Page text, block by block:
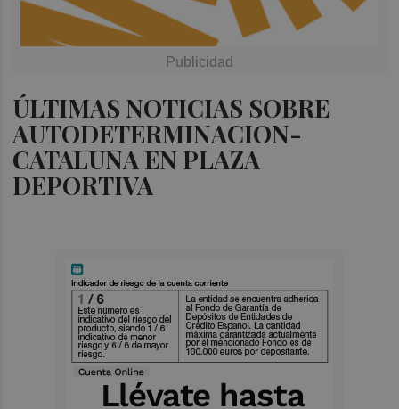
ÚLTIMAS NOTICIAS SOBRE
AUTODETERMINACION-
CATALUNA EN PLAZA
DEPORTIVA